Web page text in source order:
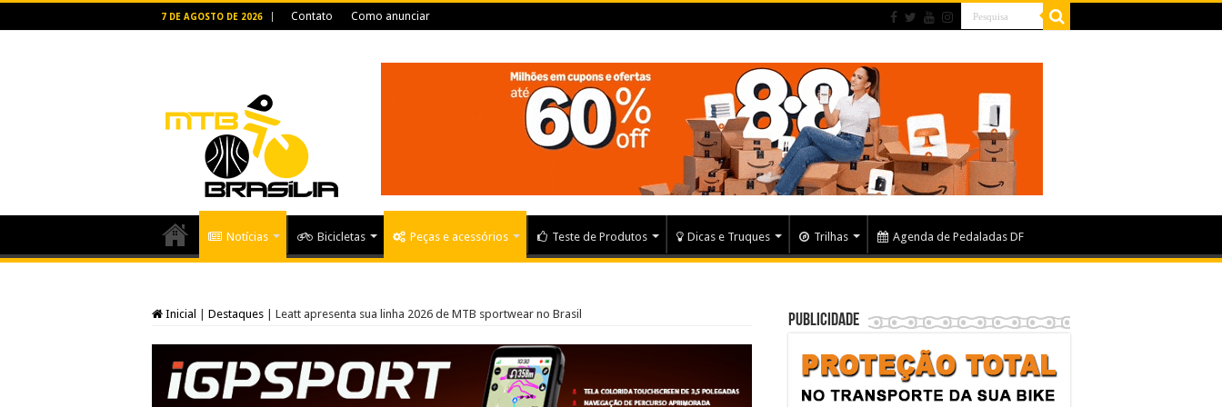
7 DE AGOSTO DE 2026 Contato Como anunciar
Notícias Bicicletas Peças e acessórios Teste de Produtos Dicas e Truques Trilhas Agenda de Pedaladas DF
Inicial Destaques Leatt apresenta sua linha 2026 de MTB sportwear no Brasil Publicidade